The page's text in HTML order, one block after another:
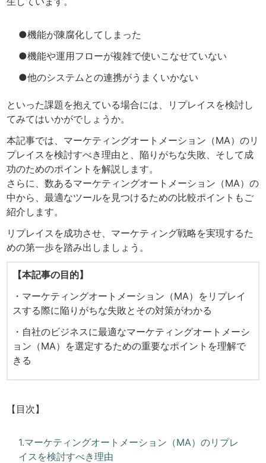
●機能が陳腐化してしまった
●機能や運用フローが複雑で使いこなせていない
●他のシステムとの連携がうまくいかない
といった課題を抱えている場合には、リプレイスを検討し
てみてはいかがでしょうか。
本記事では、マーケティングオートメーション（MA）のリ
プレイスを検討すべき理由と、陥りがちな失敗、そして成
功のためのポイントを解説します。
さらに、数あるマーケティングオートメーション（MA）の
中から、最適なツールを見つけるための比較ポイントもご
紹介します。
リプレイスを成功させ、マーケティング戦略を実現するた
めの第一歩を踏み出しましょう。
【本記事の目的】
・マーケティングオートメーション（MA）をリプレイ
スする際に陥りがちな失敗とその対策がわかる
・自社のビジネスに最適なマーケティングオートメーシ
ョン（MA）を選定するための重要なポイントを理解で
きる
【目次】
1.マーケティングオートメーション（MA）のリプレ
イスを検討すべき理由